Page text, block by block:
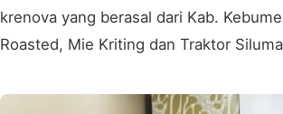
krenova yang berasal dari Kab.
Roasted, Mie Kriting dan Traktor